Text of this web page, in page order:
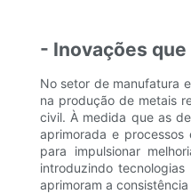
- Inovações
No setor de manufatura
na produção de metais
civil. À medida que as
aprimorada e processos
para impulsionar
introduzindo
aprimoram a